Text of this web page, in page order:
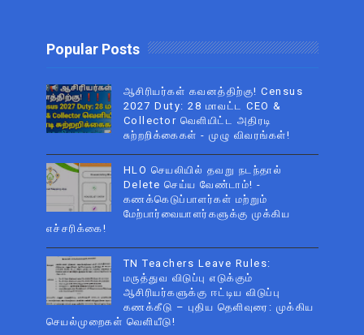
Popular Posts
ஆசிரியர்கள் கவனத்திற்கு! Census
2027 Duty: 28 மாவட்ட CEO &
Collector வெளியிட்ட அதிரடி
சுற்றறிக்கைகள் - முழு விவரங்கள்!
HLO செயலியில் தவறு நடந்தால்
Delete செய்ய வேண்டாம்! -
கணக்கெடுப்பாளர்கள் மற்றும்
மேற்பார்வையாளர்களுக்கு முக்கிய
எச்சரிக்கை!
TN Teachers Leave Rules:
மருத்துவ விடுப்பு எடுக்கும்
ஆசிரியர்களுக்கு ஈட்டிய விடுப்பு
கணக்கீடு – புதிய தெளிவுரை: முக்கிய
செயல்முறைகள் வெளியீடு!